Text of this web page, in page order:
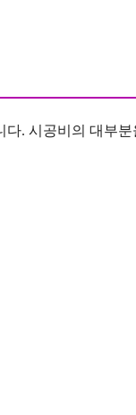
다. 시공비의 대부분